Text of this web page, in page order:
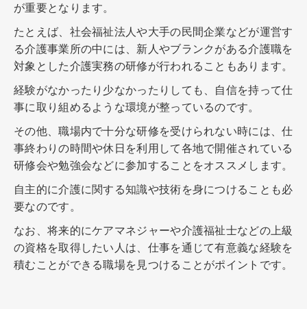
が重要となります。
たとえば、社会福祉法人や大手の民間企業などが運営す
る介護事業所の中には、新人やブランクがある介護職を
対象とした介護実務の研修が行われることもあります。
経験がなかったり少なかったりしても、自信を持って仕
事に取り組めるような環境が整っているのです。
その他、職場内で十分な研修を受けられない時には、仕
事終わりの時間や休日を利用して各地で開催されている
研修会や勉強会などに参加することをオススメします。
自主的に介護に関する知識や技術を身につけることも必
要なのです。
なお、将来的にケアマネジャーや介護福祉士などの上級
の資格を取得したい人は、仕事を通じて有意義な経験を
積むことができる職場を見つけることがポイントです。